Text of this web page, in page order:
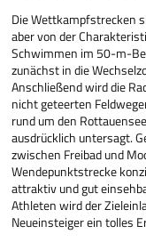
Die Wettkampfstrecken
aber von der
Schwimmen im 50-m-
zunächst in die
Anschließend wird die
nicht geteerten
rund um den
ausdrücklich untersagt.
zwischen Freibad und
Wendepunktstrecke
attraktiv und gut
Athleten wird der
Neueinsteiger ein tolles